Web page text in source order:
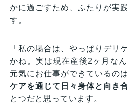
かに過ごすため、ふたりが実
す。
「私の場合は、やっぱりデリ
かね。実は現在産後2ヶ月な
元気にお仕事ができているのは
ケアを通じて日々身体と向き
とつだと思っています。